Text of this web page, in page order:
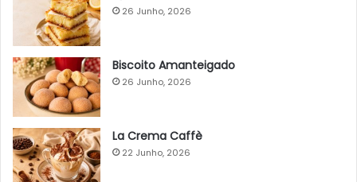
26 Junho, 2026
Biscoito Amanteigado
26 Junho, 2026
La Crema Caffè
22 Junho, 2026